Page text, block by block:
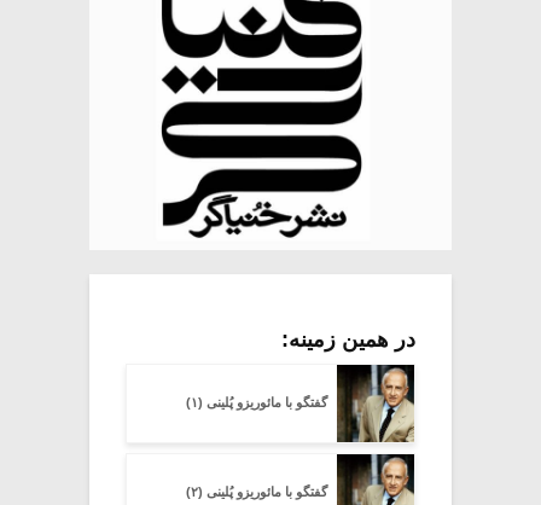
در همین زمینه:
گفتگو با مائوریزو پُلینی (۱)
گفتگو با مائوریزو پُلینی (۲)